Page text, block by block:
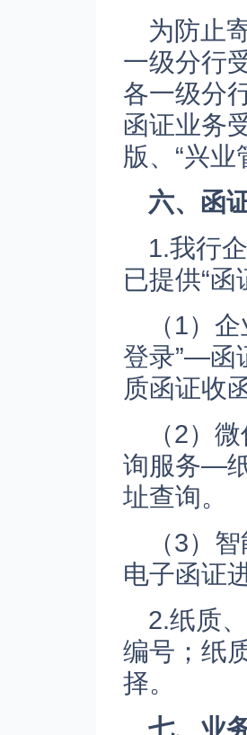
为防止
一级分行
各一级分
函证业务
版、“兴
六、函
1.我行
已提供“
（1）
登录”—函
质函证收
（2）
询服务—
址查询。
（3）
电子函证
2.纸质
编号；纸
择。
七、业